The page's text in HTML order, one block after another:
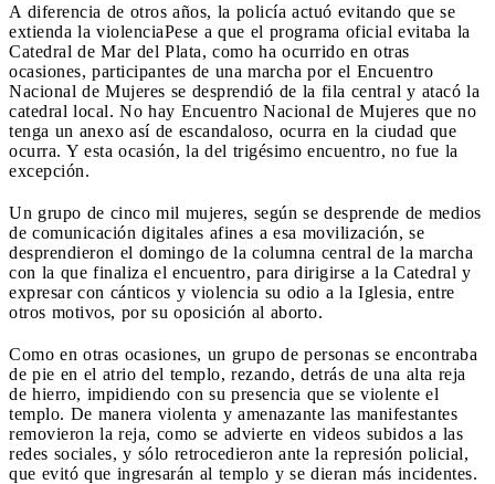
A diferencia de otros años, la policía actuó evitando que se
extienda la violenciaPese a que el programa oficial evitaba la
Catedral de Mar del Plata, como ha ocurrido en otras
ocasiones, participantes de una marcha por el Encuentro
Nacional de Mujeres se desprendió de la fila central y atacó la
catedral local. No hay Encuentro Nacional de Mujeres que no
tenga un anexo así de escandaloso, ocurra en la ciudad que
ocurra. Y esta ocasión, la del trigésimo encuentro, no fue la
excepción.
Un grupo de cinco mil mujeres, según se desprende de medios
de comunicación digitales afines a esa movilización, se
desprendieron el domingo de la columna central de la marcha
con la que finaliza el encuentro, para dirigirse a la Catedral y
expresar con cánticos y violencia su odio a la Iglesia, entre
otros motivos, por su oposición al aborto.
Como en otras ocasiones, un grupo de personas se encontraba
de pie en el atrio del templo, rezando, detrás de una alta reja
de hierro, impidiendo con su presencia que se violente el
templo. De manera violenta y amenazante las manifestantes
removieron la reja, como se advierte en videos subidos a las
redes sociales, y sólo retrocedieron ante la represión policial,
que evitó que ingresarán al templo y se dieran más incidentes.